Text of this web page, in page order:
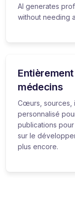
AI generates
without needing
médecins
Cœurs, sources,
personnalisé
publications
sur le
plus encore.